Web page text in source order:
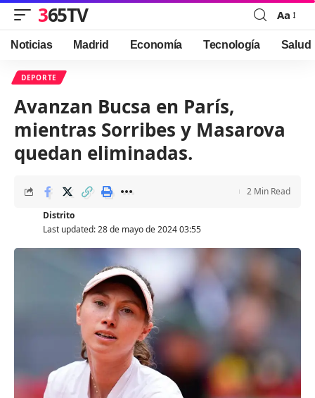
365TV
Font
Resizer
Aa
Noticias Madrid Economía Tecnología Salud
DEPORTE
Avanzan Bucsa en París,
mientras Sorribes y Masarova
quedan eliminadas.
Last updated: 28 de mayo de 2024 03:55
Distrito
2 Min Read